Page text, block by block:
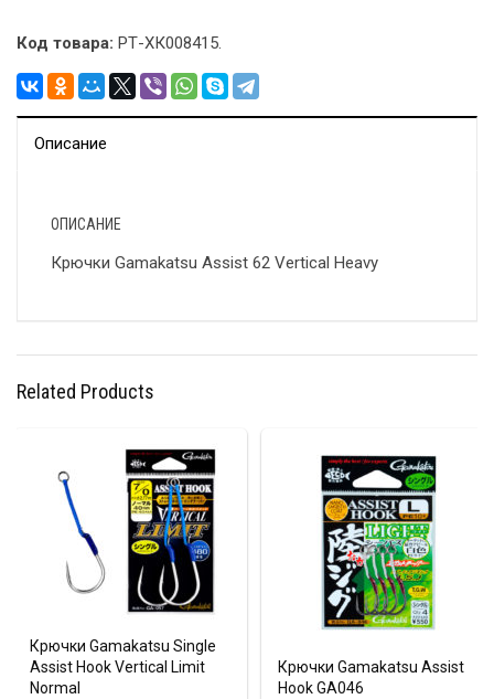
Код товара: РТ-ХК008415.
Описание
ОПИСАНИЕ
Крючки Gamakatsu Assist 62 Vertical Heavy
Related Products
Крючки Gamakatsu Single
Assist Hook Vertical Limit
Normal
Крючки Gamakatsu Assist
Hook GA046